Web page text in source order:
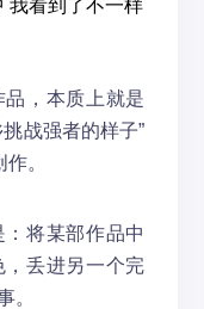
，本质上就是
战强者的样子”
。
将某部作品中
，丢进另一个完
。